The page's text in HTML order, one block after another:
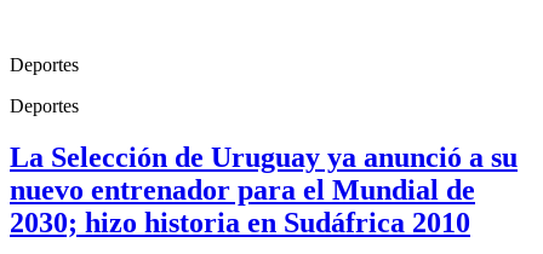
Deportes
Deportes
La Selección de Uruguay ya anunció a su
nuevo entrenador para el Mundial de
2030; hizo historia en Sudáfrica 2010